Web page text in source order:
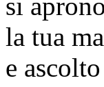
la tua
e ascolto